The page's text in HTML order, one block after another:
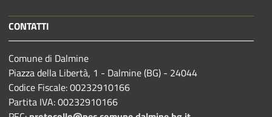
CONTATTI
Comune di Dalmine
Piazza della Libertà, 1 - Dalmine (BG) - 24044
Codice Fiscale: 00232910166
Partita IVA: 00232910166